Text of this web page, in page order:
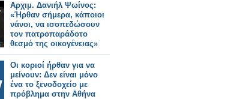
Αρχιμ. Δανιήλ Ψωίνος:
«Ήρθαν σήμερα, κάποιοι
νάνοι, να ισοπεδώσουν
τον πατροπαράδοτο
θεσμό της οικογένειας»
Οι κοριοί ήρθαν για να
μείνουν: Δεν είναι μόνο
ένα το ξενοδοχείο με
πρόβλημα στην Αθήνα